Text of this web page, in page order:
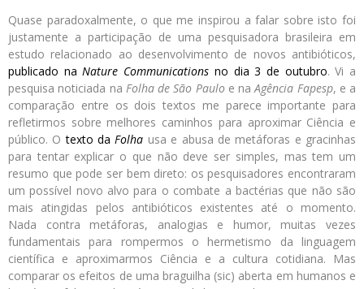
Quase paradoxalmente, o que me inspirou a falar sobre isto foi
justamente a participação de uma pesquisadora brasileira em
estudo relacionado ao desenvolvimento de novos antibióticos,
publicado naNature Communications no dia 3 de outubro. Vi a
pesquisa noticiada na Folha de São Paulo e naAgência Fapesp, e a
comparação entre os dois textos me parece importante para
refletirmos sobre melhores caminhos para aproximar Ciência e
público. Otexto da Folha usa e abusa de metáforas e gracinhas
para tentar explicar o que não deve ser simples, mas tem um
resumo que pode ser bem direto: os pesquisadores encontraram
um possível novo alvo para o combate a bactérias que não são
mais atingidas pelos antibióticos existentes até o momento.
Nada contra metáforas, analogias e humor, muitas vezes
fundamentais para rompermos o hermetismo da linguagem
científica e aproximarmos Ciência e a cultura cotidiana. Mas
comparar os efeitos de uma braguilha (sic) aberta em humanos e